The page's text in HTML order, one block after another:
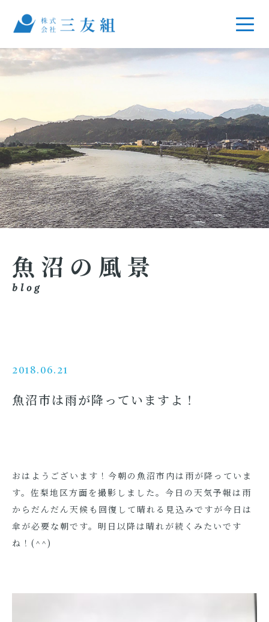
魚沼の風景
blog
2018.06.21
魚沼市は雨が降っていますよ！
おはようございます！今朝の魚沼市内は雨が降っていま
す。佐梨地区方面を撮影しました。今日の天気予報は雨
からだんだん天候も回復して晴れる見込みですが今日は
傘が必要な朝です。明日以降は晴れが続くみたいです
ね！(^^)